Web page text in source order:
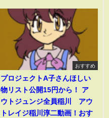
おすすめ
プロジェクトA子さんほしい
物リスト公開15円から！ ア
ウトジュンジ全員稲川 アウ
トレイジ稲川淳二動画！おす